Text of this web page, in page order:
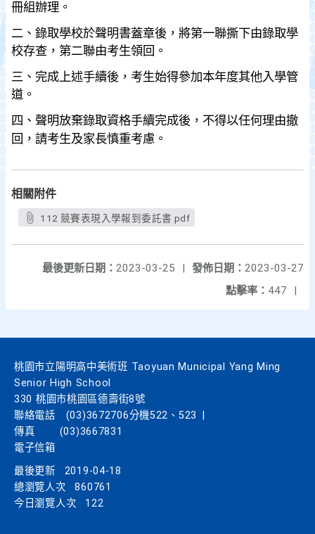
冊組辦理。
二、錄取學校於聲明書蓋章後，將第一聯撕下由錄取學
校存查，第二聯由考生領回。
三、完成上述手續後，考生始得參加本年度其他入學管
道。
四、聲明放棄錄取資格手續完成後，不得以任何理由撤
回，請考生及家長慎重考慮。
相關附件
112 競賽表現入學報到委託書.pdf
發佈日期： 2023-03-27
最後更新日期： 2023-03-25
|
點擊率： 447 |
桃園市立陽明高中美術班 Taoyuan Municipal Yang Ming
Senior High School
330 桃園市桃園區德壽街8號
聯絡電話
(03)3672706分機522、523
傳真
(03)3667831
電子信箱
最後更新
2019-04-18
總瀏覽人次
860761
今日瀏覽人次
122